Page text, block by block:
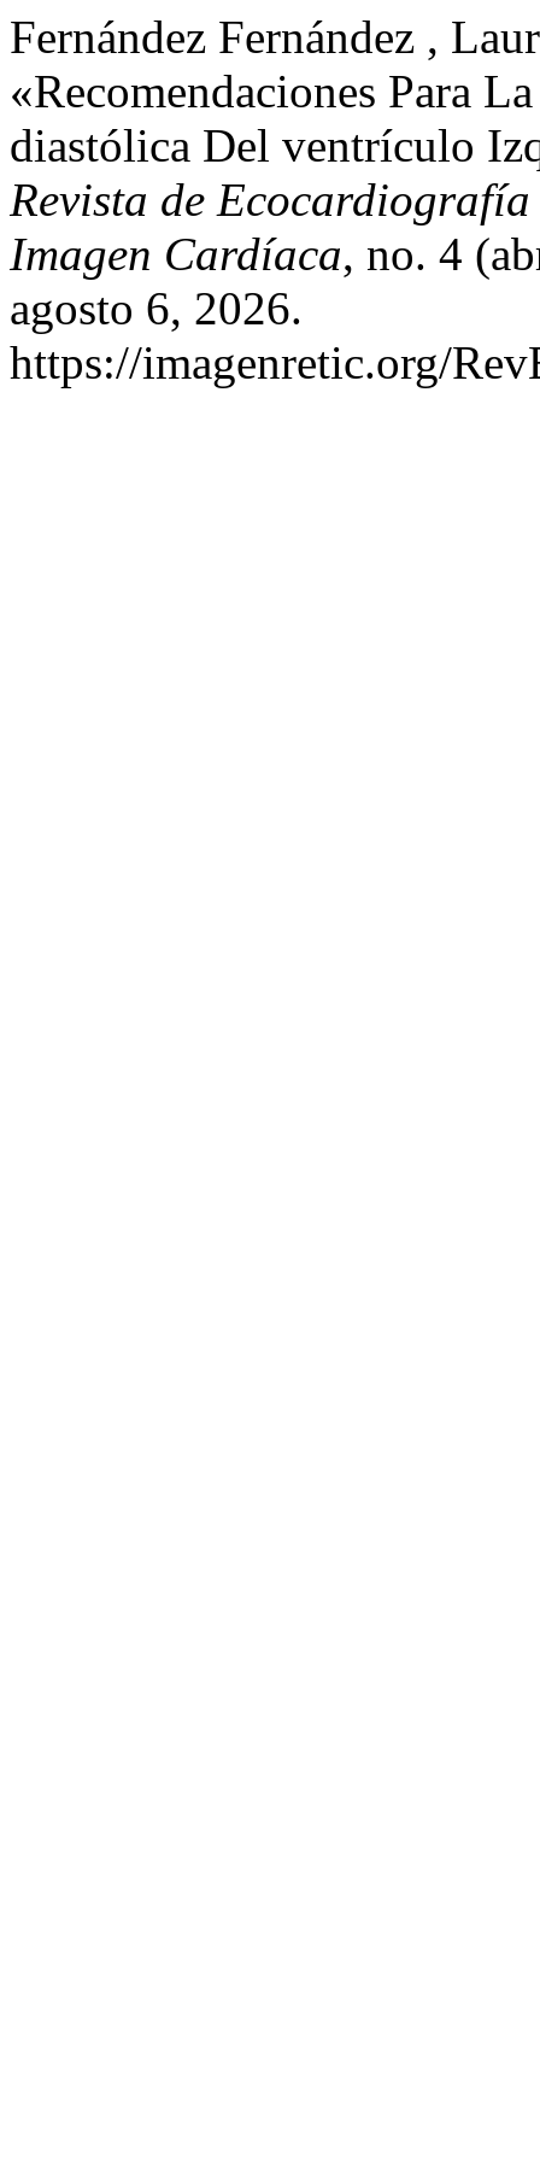
Fernández Fernández ,
«Recomendaciones Para
diastólica Del ventrículo
Revista de
Imagen Cardíaca, no. 4
agosto 6, 2026.
https://imagenretic.org/